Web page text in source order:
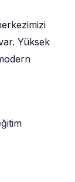
Yüksek